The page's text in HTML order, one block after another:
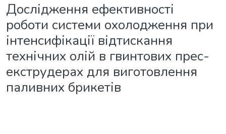
Дослідження ефективності
роботи системи охолодження при
інтенсифікації відтискання
технічних олій в гвинтових прес-
екструдерах для виготовлення
паливних брикетів